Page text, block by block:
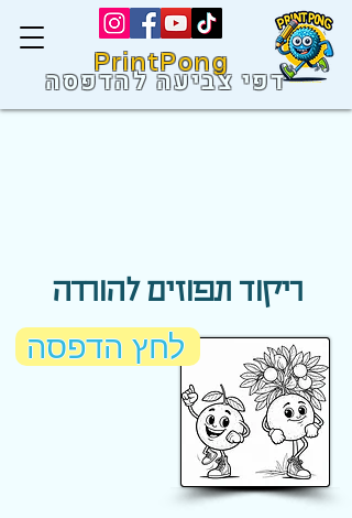
PrintPong
דפי צביעה להדפסה
ריקוד תפוזים להורדה
לחץ הדפסה